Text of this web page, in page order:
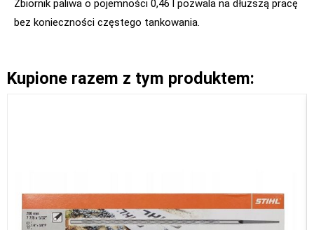
Zbiornik paliwa o pojemności 0,46 l pozwala na dłuższą pracę
bez konieczności częstego tankowania.
Kupione razem z tym produktem: